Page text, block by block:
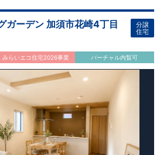
ガーデン 加須市花崎4丁目
分譲
住宅
みらいエコ住宅2026事業 バーチャル内覧可